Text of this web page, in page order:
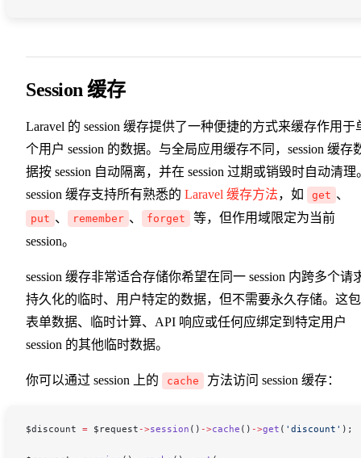
Session 缓存
Laravel 的 session 缓存提供了一种便捷的方式来缓存作用于
个用户 session 的数据。与全局应用缓存不同，session 缓存
据按 session 自动隔离，并在 session 过期或销毁时自动清理
session 缓存支持所有熟悉的 Laravel 缓存方法，如 get 、
put 、 remember 、 forget
等，但作用域限定为当前
session。
session 缓存非常适合存储你希望在同一 session 内跨多个请
持久化的临时、用户特定的数据，但不需要永久存储。这
表单数据、临时计算、API 响应或任何应绑定到特定用户
session 的其他临时数据。
你可以通过 session 上的 cache 方法访问 session 缓存：
$discount = $request ->session () ->cache () ->get ( 'discount' );